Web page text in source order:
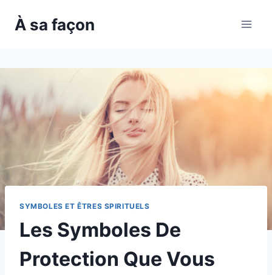
À sa façon
SYMBOLES ET ÊTRES SPIRITUELS
Les Symboles De
Protection Que Vous